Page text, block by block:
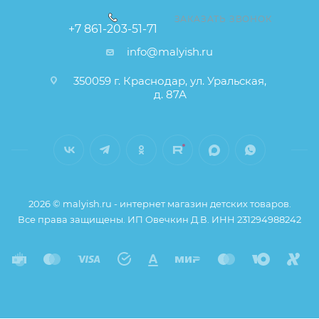
заказа остаются без изменений.
+7 861-203-51-71
ЗАКАЗАТЬ ЗВОНОК
info@malyish.ru
350059 г. Краснодар, ул. Уральская,
д. 87А
2026 © malyish.ru - интернет магазин детских товаров.
Все права защищены. ИП Овечкин Д.В. ИНН 231294988242